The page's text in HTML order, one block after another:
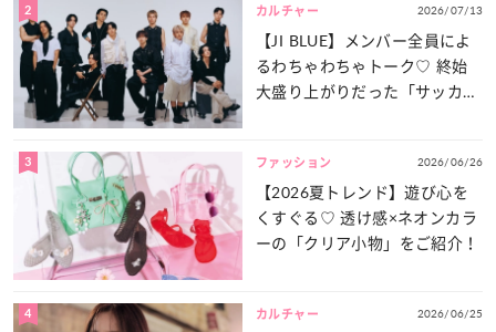
2 カルチャー 2026/07/13
【JI BLUE】メンバー全員によ
るわちゃわちゃトーク♡ 終始
大盛り上がりだった「サッカー
3 ファッション 2026/06/26
【2026夏トレンド】遊び心を
くすぐる♡ 透け感×ネオンカラ
ーの「クリア小物」をご紹介！
4 カルチャー 2026/06/25